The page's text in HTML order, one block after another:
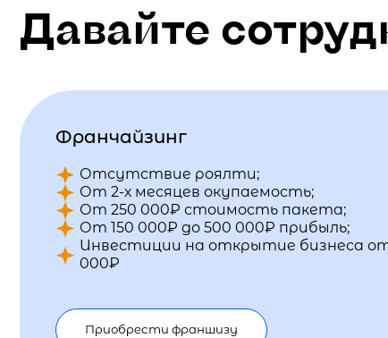
Давайте
Франчайзинг
Отсутствие роялти;
От 2-х месяцев окупаемость;
От 250 000₽ стоимость пакета;
От 150 000₽ до 500 000₽ прибыль;
Инвестиции на открытие бизнеса
000₽
Приобрести франшизу